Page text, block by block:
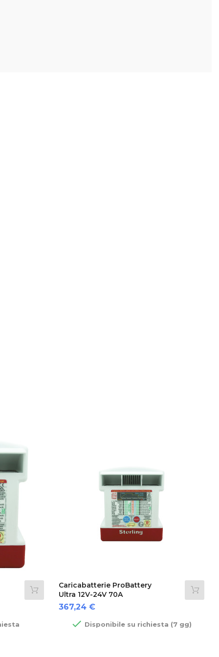
Caricabatterie ProBattery
Ultra 12V-24V 70A
Prezzo
367,24 €
 Disponibile su richiesta (7 gg)